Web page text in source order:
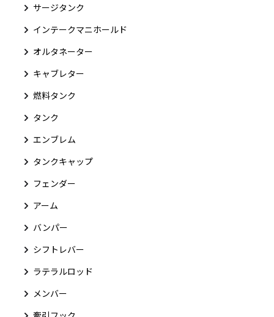
サージタンク
インテークマニホールド
オルタネーター
キャブレター
燃料タンク
タンク
エンブレム
タンクキャップ
フェンダー
アーム
バンパー
シフトレバー
ラテラルロッド
メンバー